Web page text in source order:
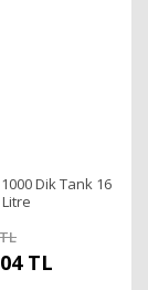
Dik Tank 16
TL